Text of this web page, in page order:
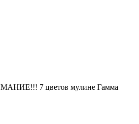
7 цветов мулине Гамма